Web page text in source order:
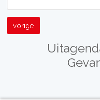
vorige